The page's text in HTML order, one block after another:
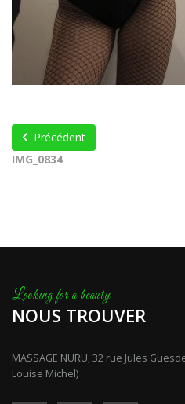
Précédent
IMG_0834
NOUS TROUVER
MASSAGE NURU, 32 rue Jules
Louise Michel)